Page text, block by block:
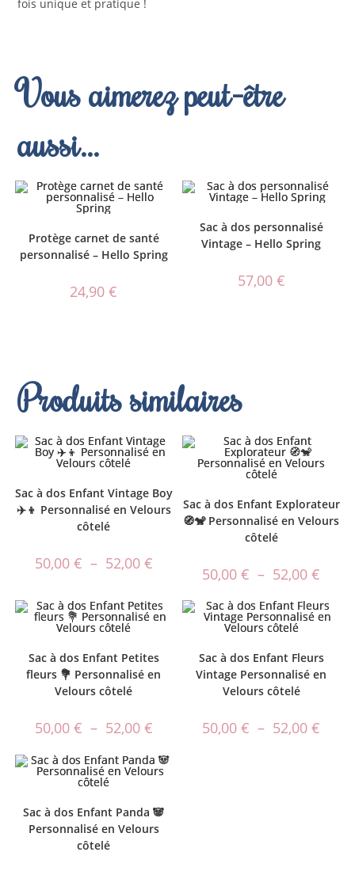
fois unique et pratique !
Vous aimerez peut-être
aussi…
Protège carnet de santé
personnalisé – Hello Spring
24,90€
Sac à dos personnalisé
Vintage – Hello Spring
57,00 €
Produits similaires
Sac à dos Enfant Vintage Boy
✈️👦 Personnalisé en Velours
côtelé
50,00 € – 52,00 €
Sac à dos Enfant Explorateur
🧭🐒 Personnalisé en Velours
côtelé
50,00€ – 52,00€
Sac à dos Enfant Petites
fleurs 💐 Personnalisé en
Velours côtelé
50,00 € – 52,00 €
Sac à dos Enfant Fleurs
Vintage Personnalisé en
Velours côtelé
50,00€ – 52,00€
Sac à dos Enfant Panda 🐼
Personnalisé en Velours
côtelé